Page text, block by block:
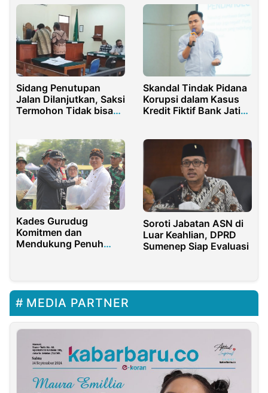
Aman Berkendara dan
Bebas Narkoba
Sidang Penutupan
Jalan Dilanjutkan, Saksi
Termohon Tidak bisa
Skandal Tindak Pidana
Korupsi dalam Kasus
Kredit Fiktif Bank Jatim,
Hukum Tegas
Kades Gurudug
Komitmen dan
Mendukung Penuh
Soroti Jabatan ASN di
Luar Keahlian, DPRD
Sumenep Siap Evaluasi
MEDIA PARTNER